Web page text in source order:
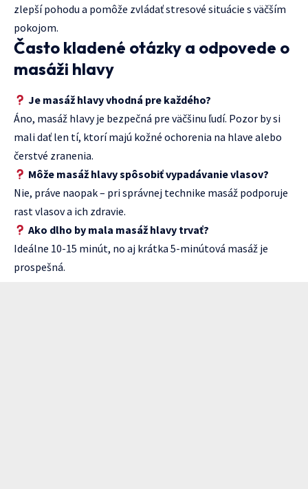
zlepší pohodu a pomôže zvládať stresové situácie s väčším
pokojom.
Často kladené otázky a odpovede o
masáži hlavy
Je masáž hlavy vhodná pre každého?
Áno, masáž hlavy je bezpečná pre väčšinu ľudí. Pozor by si
mali dať len tí, ktorí majú kožné ochorenia na hlave alebo
čerstvé zranenia.
Môže masáž hlavy spôsobiť vypadávanie vlasov?
Nie, práve naopak – pri správnej technike masáž podporuje
rast vlasov a ich zdravie.
Ako dlho by mala masáž hlavy trvať?
Ideálne 10-15 minút, no aj krátka 5-minútová masáž je
prospešná.